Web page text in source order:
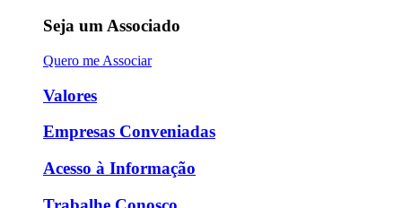
Seja um Associado
Quero me Associar
Valores
Empresas Conveniadas
Acesso à Informação